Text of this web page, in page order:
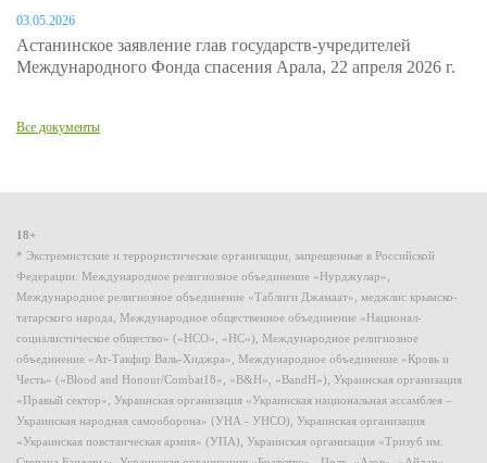
03.05.2026
Астанинское заявление глав государств-учредителей
Международного Фонда спасения Арала, 22 апреля 2026 г.
Все документы
18+
* Экстремистские и террористические организации, запрещенные в Российской
Федерации: Международное религиозное объединение «Нурджулар»,
Международное религиозное объединение «Таблиги Джамаат», меджлис крымско-
татарского народа, Международное общественное объединение «Национал-
социалистическое общество» («НСО», «НС»), Международное религиозное
объединение «Ат-Такфир Валь-Хиджра», Международное объединение «Кровь и
Честь» («Blood and Honour/Combat18», «B&H», «BandH»), Украинская организация
«Правый сектор», Украинская организация «Украинская национальная ассамблея –
Украинская народная самооборона» (УНА - УНСО), Украинская организация
«Украинская повстанческая армия» (УПА), Украинская организация «Тризуб им.